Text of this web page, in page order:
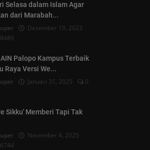
Selasa dalam Islam Agar
dari Marabah...
Desember 19, 2023
8489
Palopo Kampus Terbaik
Raya Versi We...
Januari 31, 2025
0
Sikku' Memberi Tapi Tak
November 4, 2025
6744